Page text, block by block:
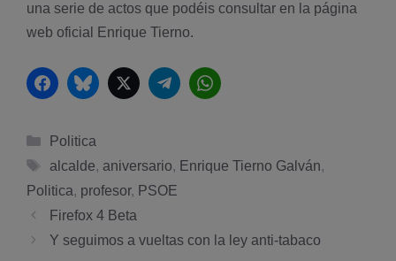
una serie de actos que podéis consultar en la página
web oficial
Enrique Tierno.
FacebookBluesky Twitter Telegram
Categorías
Politica
Etiquetas
alcalde, aniversario, Enrique Tierno Galván,
Politica, profesor, PSOE
Firefox 4 Beta
Y seguimos a vueltas con la ley anti-tabaco